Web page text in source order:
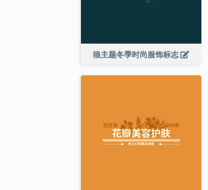
狼主题冬季时尚服饰标志